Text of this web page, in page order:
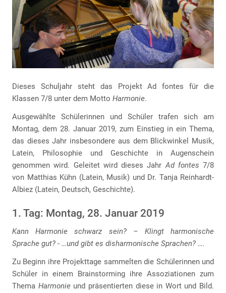
Dieses Schuljahr steht das Projekt Ad fontes für die
Klassen 7/8 unter dem Motto Harmonie.
Ausgewählte Schülerinnen und Schüler trafen sich am
Montag, dem 28. Januar 2019, zum Einstieg in ein Thema,
das dieses Jahr insbesondere aus dem Blickwinkel Musik,
Latein, Philosophie und Geschichte in Augenschein
genommen wird. Geleitet wird dieses JahrAd fontes 7/8
von Matthias Kühn (Latein, Musik) und Dr. Tanja Reinhardt-
Albiez (Latein, Deutsch, Geschichte).
1. Tag: Montag, 28. Januar 2019
Kann Harmonie schwarz sein? – Klingt harmonische
Sprache gut? - …und gibt es disharmonische Sprachen? ….
Zu Beginn ihre Projekttage sammelten die Schülerinnen und
Schüler in einem Brainstorming ihre Assoziationen zum
Thema Harmonieund präsentierten diese in Wort und Bild.